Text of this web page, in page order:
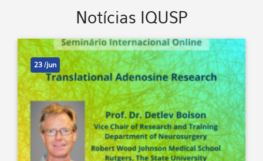
Notícias IQUSP
23 /jun